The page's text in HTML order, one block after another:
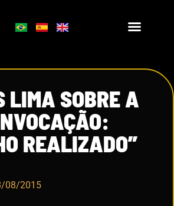
LIMA SOBRE A
REALIZADO”
08/2015